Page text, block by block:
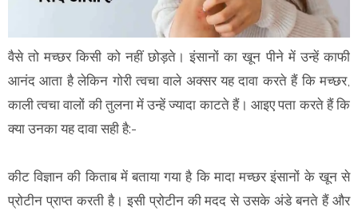
वैसे तो मच्छर किसी को नहीं छोड़ते। इंसानों का खून पीने में उन्हें काफी
आनंद आता है लेकिन गोरी त्वचा वाले अक्सर यह दावा करते हैं कि मच्छर,
काली त्वचा वालों की तुलना में उन्हें ज्यादा काटते हैं। आइए पता करते हैं कि
क्या उनका यह दावा सही है:-
कीट विज्ञान की किताब में बताया गया है कि मादा मच्छर इंसानों के खून से
प्रोटीन प्राप्त करती है। इसी प्रोटीन की मदद से उसके अंडे बनते हैं और